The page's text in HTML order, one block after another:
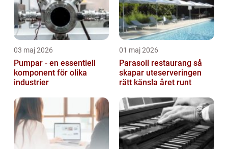
03 maj 2026
Pumpar - en essentiell
komponent för olika
industrier
01 maj 2026
Parasoll restaurang så
skapar uteserveringen
rätt känsla året runt